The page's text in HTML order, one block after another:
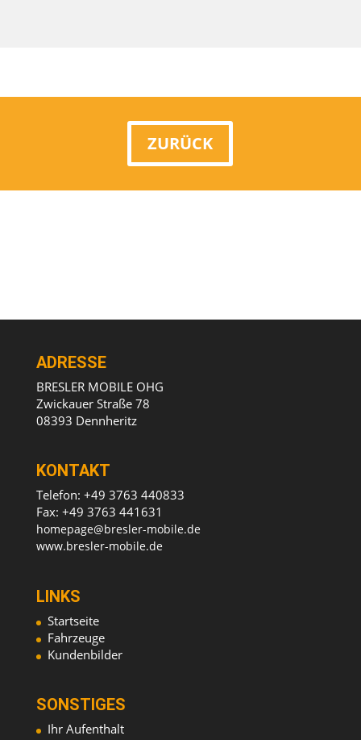
ZURÜCK
ADRESSE
BRESLER MOBILE OHG
Zwickauer Straße 78
08393 Dennheritz
KONTAKT
Telefon: +49 3763 440833
Fax: +49 3763 441631
homepage@bresler-mobile.de
www.bresler-mobile.de
LINKS
Startseite
Fahrzeuge
Kundenbilder
SONSTIGES
Ihr Aufenthalt